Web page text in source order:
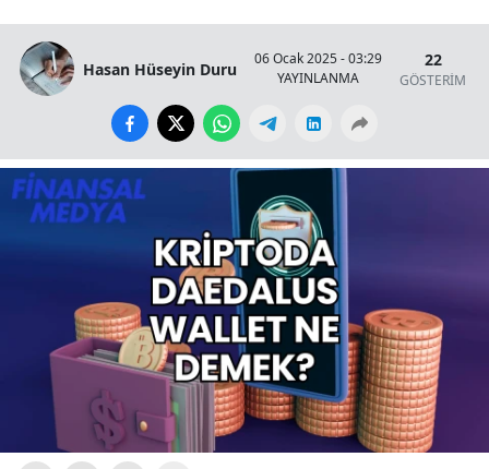
Hasan Hüseyin Duru
06 Ocak 2025 - 03:29
YAYINLANMA
22
GÖSTERİM